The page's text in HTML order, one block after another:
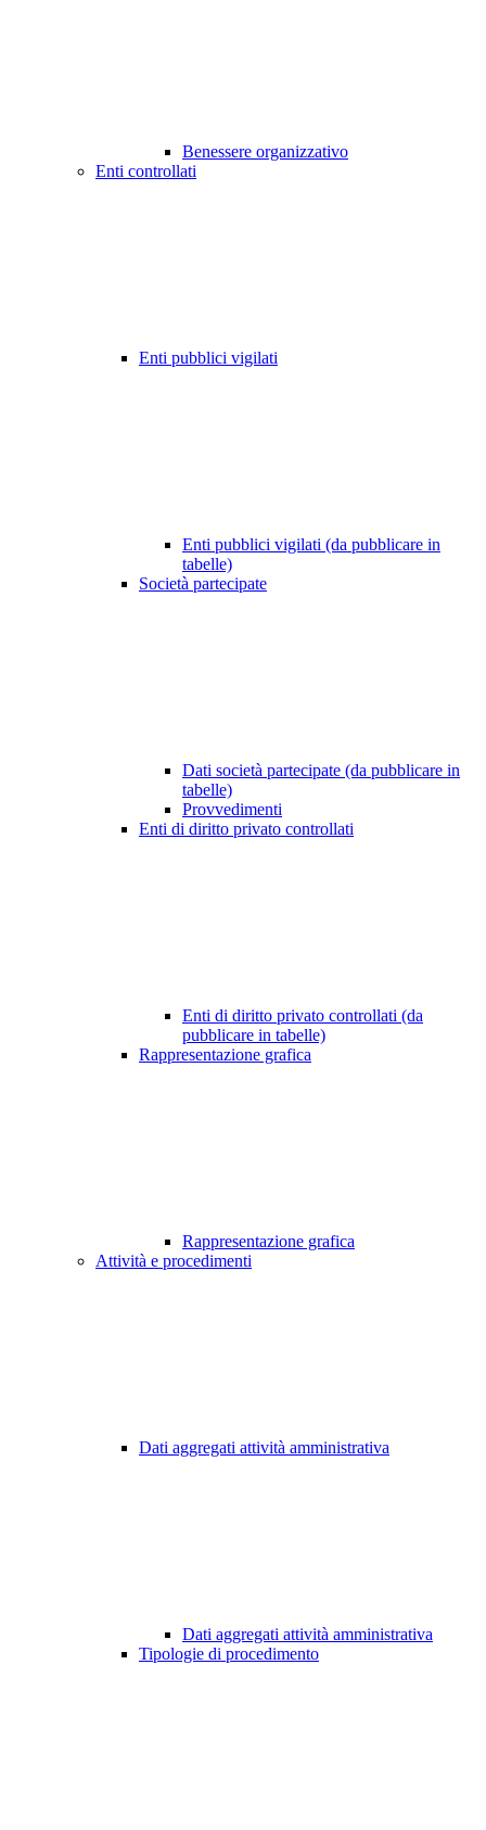
Benessere organizzativo
Enti controllati
Enti pubblici vigilati
Enti pubblici vigilati (da pubblicare in
tabelle)
Società partecipate
Dati società partecipate (da pubblicare in
tabelle)
Provvedimenti
Enti di diritto privato controllati
Enti di diritto privato controllati (da
pubblicare in tabelle)
Rappresentazione grafica
Rappresentazione grafica
Attività e procedimenti
Dati aggregati attività amministrativa
Dati aggregati attività amministrativa
Tipologie di procedimento